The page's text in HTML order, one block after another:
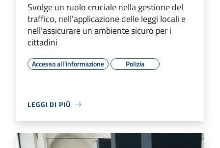
Svolge un ruolo cruciale nella gestione del
traffico, nell'applicazione delle leggi locali e
nell'assicurare un ambiente sicuro per i
cittadini
Accesso all'informazione Polizia
LEGGI DI PIÙ